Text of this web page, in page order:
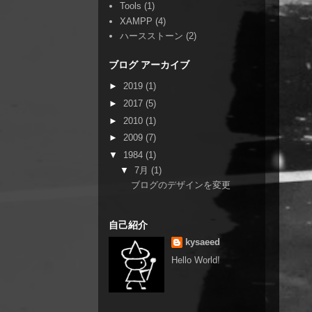
Tools (1)
XAMPP (4)
ハースストーン (2)
ブログ アーカイブ
► 2019 (1)
► 2017 (5)
► 2010 (1)
► 2009 (7)
▼ 1984 (1)
▼ 7月 (1)
ブログのデザインを変更
自己紹介
kysaeed
Hello World!